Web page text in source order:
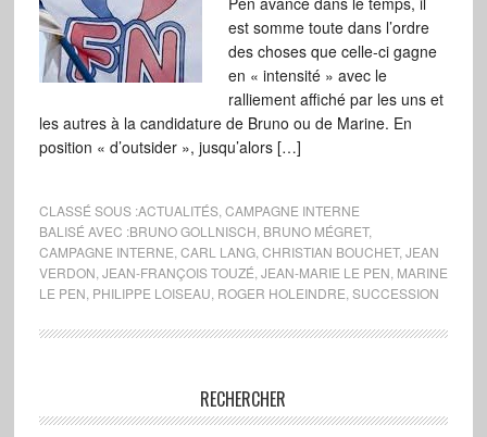
est somme toute dans l’ordre
des choses que celle-ci gagne
en « intensité » avec le
ralliement affiché par les uns et
les autres à la candidature de Bruno ou de Marine. En
position « d’outsider », jusqu’alors […]
CLASSÉ SOUS :ACTUALITÉS, CAMPAGNE INTERNE
BALISÉ AVEC :BRUNO GOLLNISCH BRUNO MÉGRET,
CAMPAGNE INTERNE CARL LANG, CHRISTIAN BOUCHET, JEAN
VERDON JEAN-FRANÇOIS TOUZÉ JEAN-MARIE LE PEN MARINE
LE PEN PHILIPPE LOISEAU ROGER HOLEINDRE SUCCESSION
RECHERCHER